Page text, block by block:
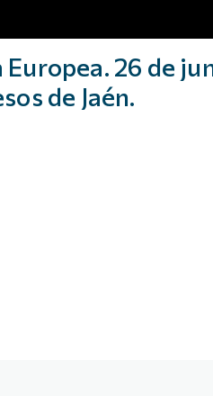
26 de
de Jaén.